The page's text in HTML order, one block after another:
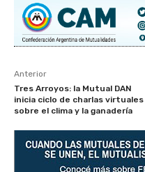
Anterior
Tres Arroyos: la Mutual DAN
inicia ciclo de charlas virtuales
sobre el clima y la ganadería